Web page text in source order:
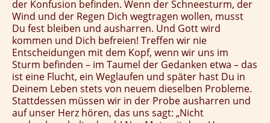
der Konfusion befinden. Wenn der Schneesturm, der
Wind und der Regen Dich wegtragen wollen, musst
Du fest bleiben und ausharren. Und Gott wird
kommen und Dich befreien! Treffen wir nie
Entscheidungen mit dem Kopf, wenn wir uns im
Sturm befinden – im Taumel der Gedanken etwa – das
ist eine Flucht, ein Weglaufen und später hast Du in
Deinem Leben stets von neuem dieselben Probleme.
Stattdessen müssen wir in der Probe ausharren und
auf unser Herz hören, das uns sagt: „Nicht